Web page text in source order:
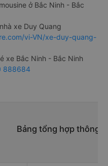
ở Bắc Ninh - Bắc
xe Duy Quang
vi-VN/xe-duy-quang-
xe Bắc Ninh - Bắc Ninh
888684
Bảng tổng hợp thông